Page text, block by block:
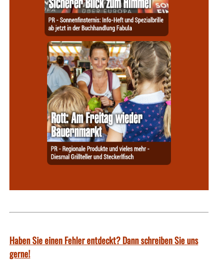
Haben Sie einen Fehler entdeckt? Dann schreiben Sie uns
gerne!